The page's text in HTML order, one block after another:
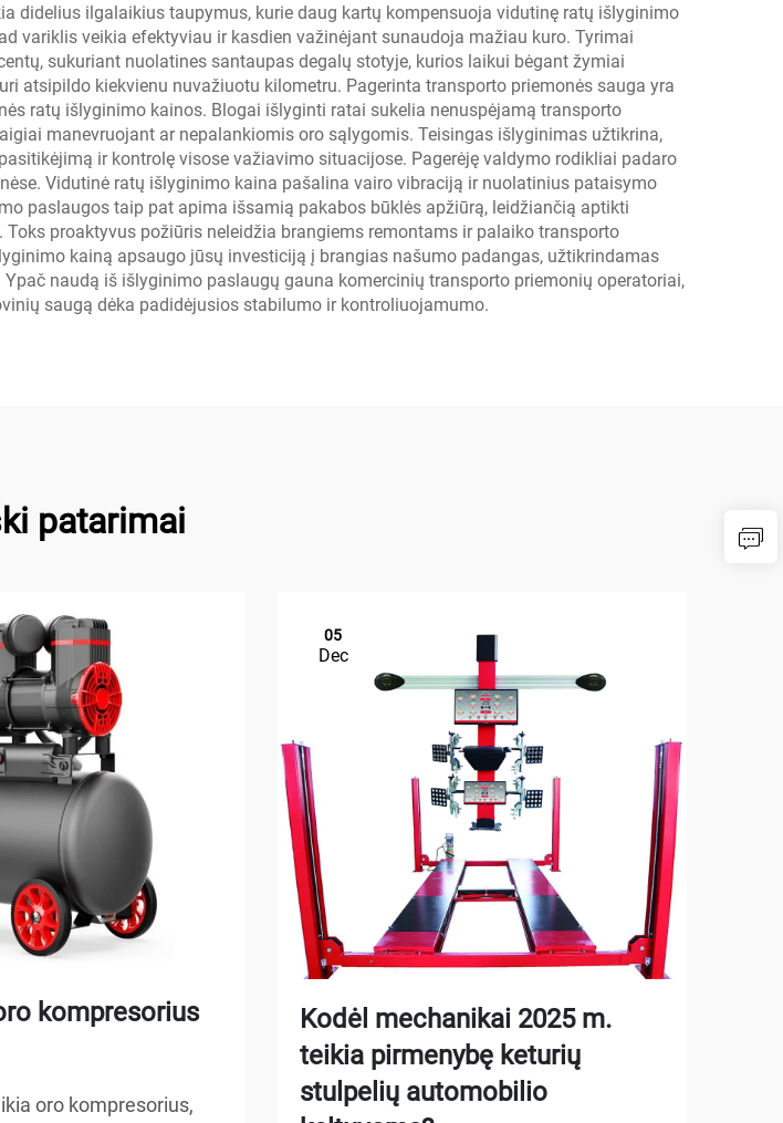
didelius ilgalaikius taupymus, kurie daug kartų kompensuoja vidutinę ratų išlyginimo
variklis veikia efektyviau ir kasdien važinėjant sunaudoja mažiau kuro. Tyrimai
sukuriant nuolatines santaupas degalų stotyje, kurios laikui bėgant žymiai
atsipildo kiekvienu nuvažiuotu kilometru. Pagerinta transporto priemonės sauga yra
ratų išlyginimo kainos. Blogai išlyginti ratai sukelia nenuspėjamą transporto
manevruojant ar nepalankiomis oro sąlygomis. Teisingas išlyginimas užtikrina,
ir kontrolę visose važiavimo situacijose. Pagerėję valdymo rodikliai padaro
Vidutinė ratų išlyginimo kaina pašalina vairo vibraciją ir nuolatinius pataisymo
paslaugos taip pat apima išsamią pakabos būklės apžiūrą, leidžiančią aptikti
proaktyvus požiūris neleidžia brangiems remontams ir palaiko transporto
kainą apsaugo jūsų investiciją į brangias našumo padangas, užtikrindamas
naudą iš išlyginimo paslaugų gauna komercinių transporto priemonių operatoriai,
saugą dėka padidėjusios stabilumo ir kontroliuojamumo.
patarimai
kompresorius
oro kompresorius,
05
Dec
Kodėl mechanikai 2025 m.
teikia pirmenybę keturių
stulpelių automobilio